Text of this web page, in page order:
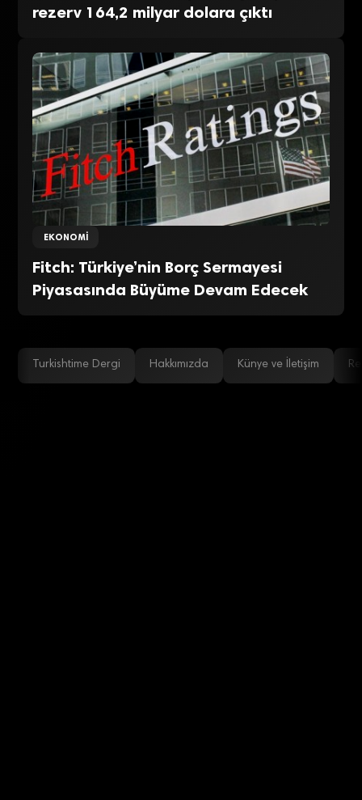
rezerv 164,2 milyar dolara çıktı
EKONOMI
Fitch: Türkiye’nin Borç Sermayesi
Piyasasında Büyüme Devam Edecek
Turkishtime Dergi Hakkımızda Künye ve İletişim